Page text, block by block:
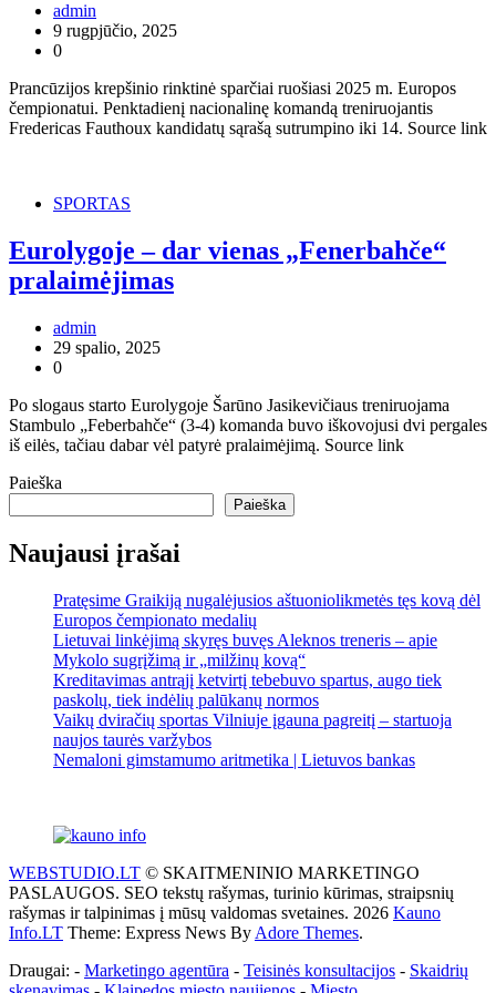
admin
9 rugpjūčio, 2025
0
Prancūzijos krepšinio rinktinė sparčiai ruošiasi 2025 m. Europos
čempionatui. Penktadienį nacionalinę komandą treniruojantis
Fredericas Fauthoux kandidatų sąrašą sutrumpino iki 14. Source link
SPORTAS
Eurolygoje – dar vienas „Fenerbahče“
pralaimėjimas
admin
29 spalio, 2025
0
Po slogaus starto Eurolygoje Šarūno Jasikevičiaus treniruojama
Stambulo „Feberbahče“ (3-4) komanda buvo iškovojusi dvi pergales
iš eilės, tačiau dabar vėl patyrė pralaimėjimą. Source link
Paieška
Paieška
Naujausi įrašai
Pratęsime Graikiją nugalėjusios aštuoniolikmetės tęs kovą dėl
Europos čempionato medalių
Lietuvai linkėjimą skyręs buvęs Aleknos treneris – apie
Mykolo sugrįžimą ir „milžinų kovą“
Kreditavimas antrąjį ketvirtį tebebuvo spartus, augo tiek
paskolų, tiek indėlių palūkanų normos
Vaikų dviračių sportas Vilniuje įgauna pagreitį – startuoja
naujos taurės varžybos
Nemaloni gimstamumo aritmetika | Lietuvos bankas
WEBSTUDIO.LT © SKAITMENINIO MARKETINGO
PASLAUGOS. SEO tekstų rašymas, turinio kūrimas, straipsnių
rašymas ir talpinimas į mūsų valdomas svetaines. 2026 Kauno
Info.LT Theme: Express News By Adore Themes.
Draugai: - Marketingo agentūra - Teisinės konsultacijos - Skaidrių